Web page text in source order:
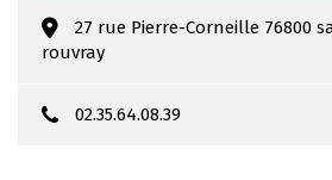
27 rue Pierre-Corneille 76800
rouvray
02.35.64.08.39